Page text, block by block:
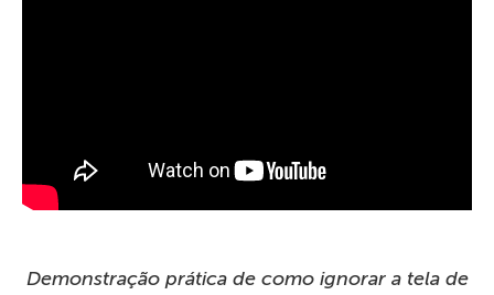
Demonstração prática de como ignorar a tela de